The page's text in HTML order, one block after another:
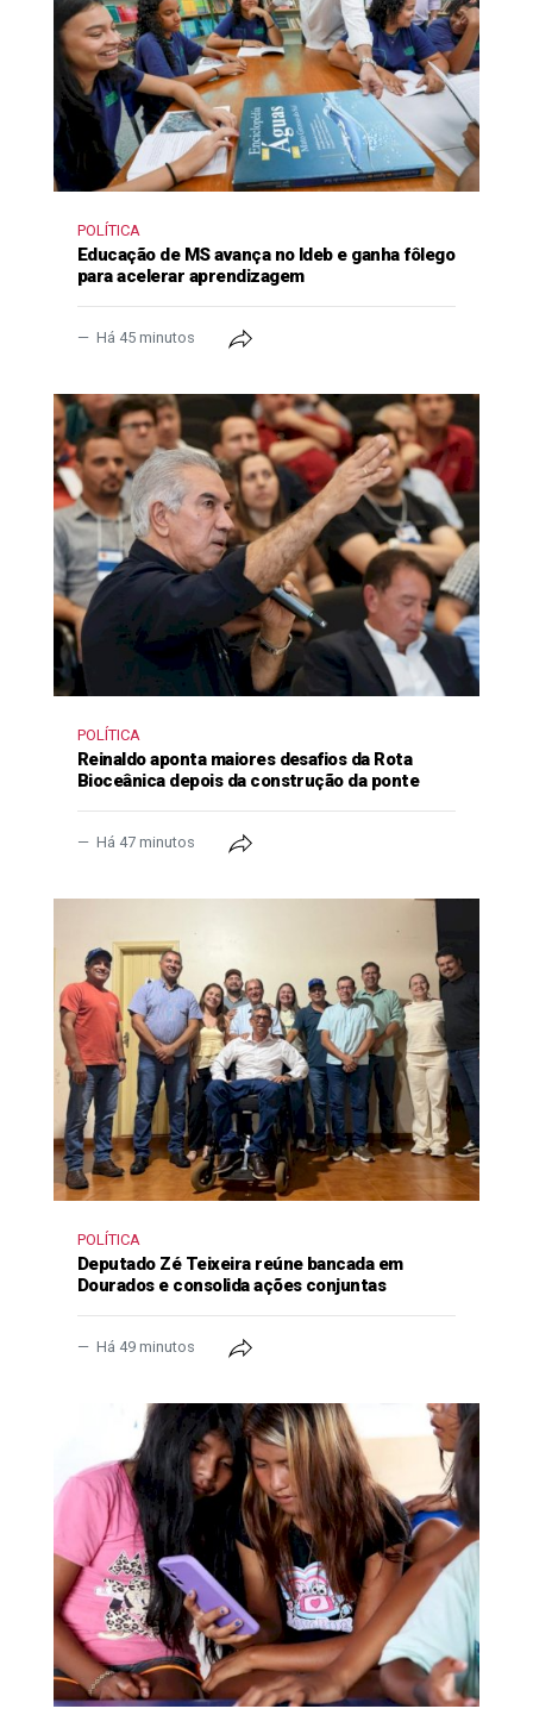
POLÍTICA
Educação de MS avança no Ideb e ganha fôlego
para acelerar aprendizagem
Há 45 minutos
POLÍTICA
Reinaldo aponta maiores desafios da Rota
Bioceânica depois da construção da ponte
Há 47 minutos
POLÍTICA
Deputado Zé Teixeira reúne bancada em
Dourados e consolida ações conjuntas
Há 49 minutos